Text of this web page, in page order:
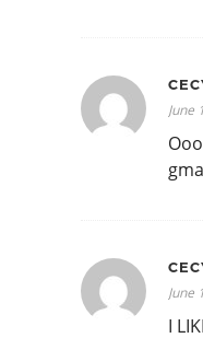
June
June
I